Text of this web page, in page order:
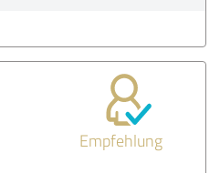
Empfehlung